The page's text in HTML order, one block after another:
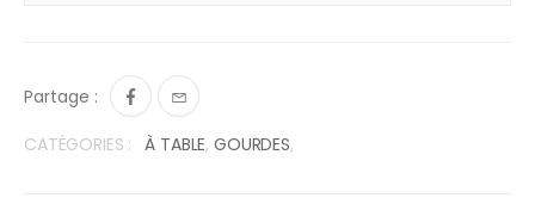
Partage :
CATÉGORIES : À TABLE, GOURDES,